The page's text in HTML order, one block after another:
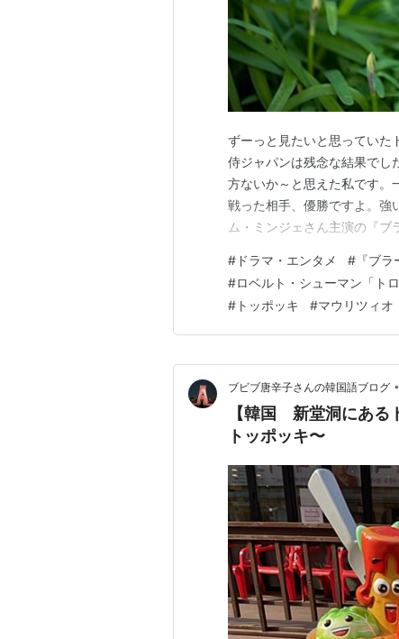
ずーっと見たいと思っていた
侍ジャパンは残念な結果でし
方ないか～と思えた私です。
戦った相手、優勝ですよ。強
ム・ミンジェさん主演の『
いのですが見逃しておりまし
１つです。 子供の頃か…
# ドラマ・エンタメ # 『ブ
#ロベルト・シューマン「トロ
# トッポッキ #マウリツィオ
ブビブ唐辛子さんの韓国語ブログ •
【韓国 新堂洞にある
トッポッキ〜